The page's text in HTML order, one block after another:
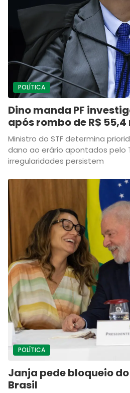
POLÍTICA
Dino manda PF
após rombo de R$
Ministro do STF determina
dano ao erário apontados pelo
irregularidades persistem
POLÍTICA
Janja pede bloqueio
Brasil